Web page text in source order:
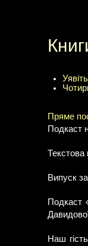
Пряме
Подкаст
Текстова
Випуск
Подкаст
Наш